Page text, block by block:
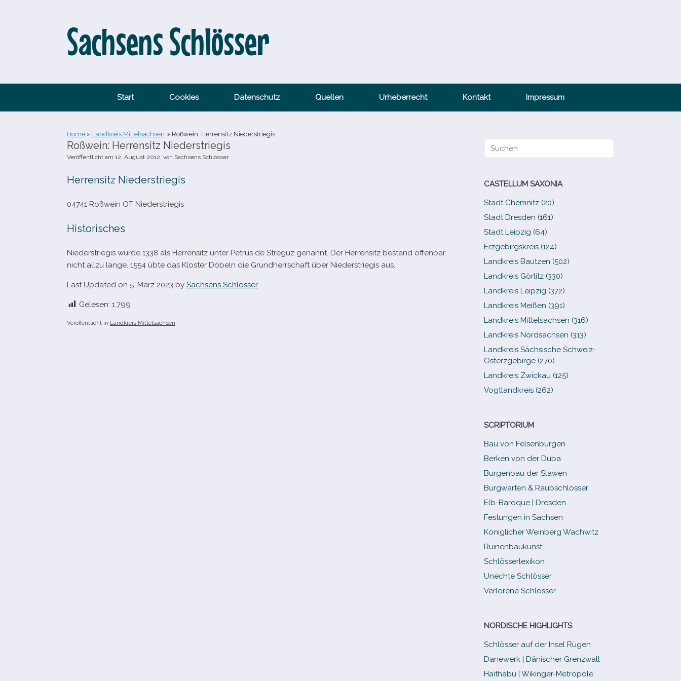
Sachsens Schlösser
Start Cookies Datenschutz Quellen Urheberrecht Kontakt Impressum
Home » Landkreis Mittelsachsen » Roßwein: Herrensitz Niederstriegis
Roßwein: Herrensitz Niederstriegis
Veröffentlicht am 12. August 2012 von Sachsens Schlösser
Herrensitz Niederstriegis
04741 Roßwein OT Niederstriegis
Historisches
Niederstriegis wurde 1338 als Herrensitz unter Petrus de Streguz genannt. Der Herrensitz bestand offen­bar
nicht allzu lange. 1554 übte das Kloster Döbeln die Grundherrschaft über Niederstriegis aus.
Last Updated on 5. März 2023 by Sachsens Schlösser
Gelesen: 1.799
Veröffentlicht in Landkreis Mittelsachsen
Suche
nach:
CASTELLUM SAXONIA
Stadt Chemnitz (20)
Stadt Dresden (161)
Stadt Leipzig (64)
Erzgebirgskreis (124)
Landkreis Bautzen (502)
Landkreis Görlitz (330)
Landkreis Leipzig (372)
Landkreis Meißen (391)
Landkreis Mittelsachsen (316)
Landkreis Nordsachsen (313)
Landkreis Sächsische Schweiz-​
Osterzgebirge (270)
Landkreis Zwickau (125)
Vogtlandkreis (262)
SCRIPTORIUM
Bau von Felsenburgen
Berken von der Duba
Burgenbau der Slawen
Burgwarten & Raubschlösser
Elb-​Baroque | Dresden
Festungen in Sachsen
Königlicher Weinberg Wachwitz
Ruinenbaukunst
Schlösserlexikon
Unechte Schlösser
Verlorene Schlösser
NORDISCHE HIGHLIGHTS
Schlösser auf der Insel Rügen
Danewerk | Dänischer Grenzwall
Haithabu | Wikinger-Metropole